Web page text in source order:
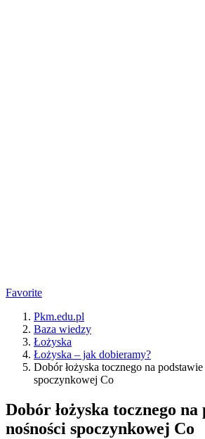
Favorite
Pkm.edu.pl
Baza wiedzy
Łożyska
Łożyska – jak dobieramy?
Dobór łożyska tocznego na podstawie
spoczynkowej Co
Dobór łożyska tocznego na
nośności spoczynkowej Co